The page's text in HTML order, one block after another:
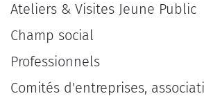
Ateliers & Visites Jeune Public
Champ social
Professionnels
Comités d'entreprises,